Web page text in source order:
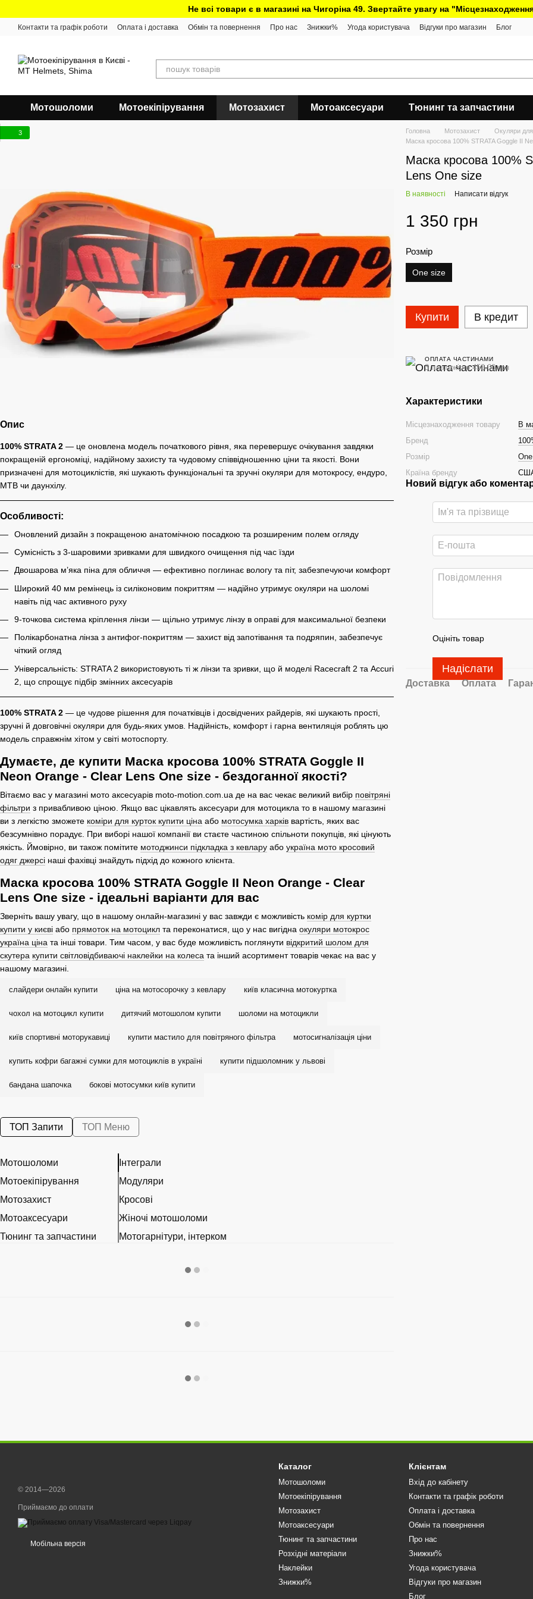
Не всі товари є в магазині на Чигоріна 49. Звертайте увагу на
Контакти та графік роботи Оплата і доставка Обмін та повернення Про нас Знижки% Угода користувача Відгуки про магазин Блог
Мотошоломи Мотоекіпірування Мотозахист Мотоаксесуари Тюнинг та запчастини
3
Опис
100% STRATA 2 — це оновлена модель початкового рівня, яка перевершує очікування завдяки
покращеній ергономіці, надійному захисту та чудовому співвідношенню ціни та якості. Вони
призначені для мотоциклістів, які шукають функціональні та зручні окуляри для мотокросу, ендуро,
MTB чи даунхілу.
Особливості:
Оновлений дизайн з покращеною анатомічною посадкою та розширеним полем огляду
Сумісність з 3-шаровими зривками для швидкого очищення під час їзди
Двошарова м’яка піна для обличчя — ефективно поглинає вологу та піт, забезпечуючи комфорт
Широкий 40 мм ремінець із силіконовим покриттям — надійно утримує окуляри на шоломі
навіть під час активного руху
9-точкова система кріплення лінзи — щільно утримує лінзу в оправі для максимальної безпеки
Полікарбонатна лінза з антифог-покриттям — захист від запотівання та подряпин, забезпечує
чіткий огляд
Універсальність: STRATA 2 використовують ті ж лінзи та зривки, що й моделі Racecraft 2 та Accuri
2, що спрощує підбір змінних аксесуарів
100% STRATA 2 — це чудове рішення для початківців і досвідчених райдерів, які шукають прості,
зручні й довговічні окуляри для будь-яких умов. Надійність, комфорт і гарна вентиляція роблять цю
модель справжнім хітом у світі мотоспорту.
Думаєте, де купити Маска кросова 100% STRATA Goggle II
Neon Orange - Clear Lens One size - бездоганної якості?
Вітаємо вас у магазині мото аксесуарів moto-motion.com.ua де на вас чекає великий вибір повітряні
фільтри з привабливою ціною. Якщо вас цікавлять аксесуари для мотоцикла то в нашому магазині
ви з легкістю зможете коміри для курток купити ціна або мотосумка харків вартість, яких вас
безсумнівно порадує. При виборі нашої компанії ви стаєте частиною спільноти покупців, які цінують
якість. Ймовірно, ви також помітите мотоджинси підкладка з кевлару або україна мото кросовий
одяг джерсі наші фахівці знайдуть підхід до кожного клієнта.
Маска кросова 100% STRATA Goggle II Neon Orange - Clear
Lens One size - ідеальні варіанти для вас
Зверніть вашу увагу, що в нашому онлайн-магазині у вас завжди є можливість комір для куртки
купити у києві або прямоток на мотоцикл та переконатися, що у нас вигідна окуляри мотокрос
україна ціна та інші товари. Тим часом, у вас буде можливість поглянути відкритий шолом для
скутера купити світловідбиваючі наклейки на колеса та інший асортимент товарів чекає на вас у
нашому магазині.
слайдери онлайн купити ціна на мотосорочку з кевлару київ класична мотокуртка
чохол на мотоцикл купити дитячий мотошолом купити шоломи на мотоцикли
київ спортивні моторукавиці купити мастило для повітряного фільтра мотосигналізація ціни
купить кофри багажні сумки для мотоциклів в україні купити підшоломник у львові
бандана шапочка бокові мотосумки київ купити
ТОП Запити ТОП Меню
Мотошоломи
Мотоекіпірування
Мотозахист
Мотоаксесуари
Тюнинг та запчастини
Інтеграли
Модуляри
Кросові
Жіночі мотошоломи
Мотогарнітури, інтерком
Головна Мотозахист
Окуляри
Маска кросова 100% STRATA Goggle II
Маска кросова 100%
Lens One size
В наявності Написати відгук
1 350 грн
Розмір
One size
Купити В кредит
ОПЛАТА ЧАСТИНАМИ
3 платежі по 450.00 грн
Характеристики
Місцезнаходження товару
В
Бренд
Розмір
Країна бренду
Новий відгук або
Оцініть товар
Надіслати
Доставка Оплата
© 2014—2026
Приймаємо до оплати
Мобільна версія
Каталог
Мотошоломи
Мотоекіпірування
Мотозахист
Мотоаксесуари
Тюнинг та запчастини
Розхідні матеріали
Наклейки
Знижки%
Клієнтам
Вхід до кабінету
Контакти та графік роботи
Оплата і доставка
Обмін та повернення
Про нас
Знижки%
Угода користувача
Відгуки про магазин
Блог